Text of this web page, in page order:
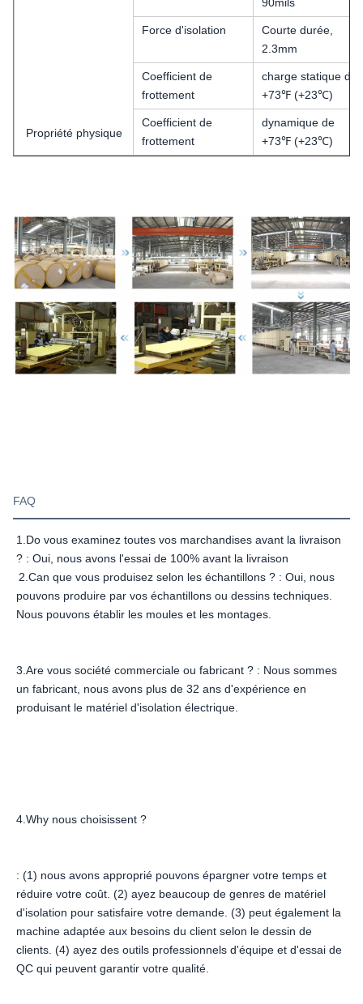
Propriété physique
Force d'isolation
Courte durée,
2.3mm
Coefficient de
frottement
charge statique de
+73℉ (+23℃)
Coefficient de
frottement
dynamique de
+73℉ (+23℃)
FAQ
1.Do vous examinez toutes vos marchandises avant la livraison
? : Oui, nous avons l'essai de 100% avant la livraison
2.Can que vous produisez selon les échantillons ? : Oui, nous
pouvons produire par vos échantillons ou dessins techniques.
Nous pouvons établir les moules et les montages.
3.Are vous société commerciale ou fabricant ? : Nous sommes
un fabricant, nous avons plus de 32 ans d'expérience en
produisant le matériel d'isolation électrique.
4.Why nous choisissent ?
: (1) nous avons approprié pouvons épargner votre temps et
réduire votre coût. (2) ayez beaucoup de genres de matériel
d'isolation pour satisfaire votre demande. (3) peut également la
machine adaptée aux besoins du client selon le dessin de
clients. (4) ayez des outils professionnels d'équipe et d'essai de
QC qui peuvent garantir votre qualité.